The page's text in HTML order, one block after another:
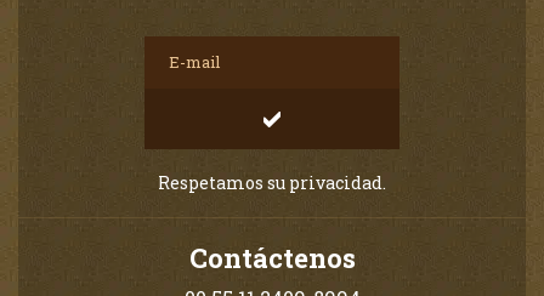
Respetamos su privacidad.
Contáctenos